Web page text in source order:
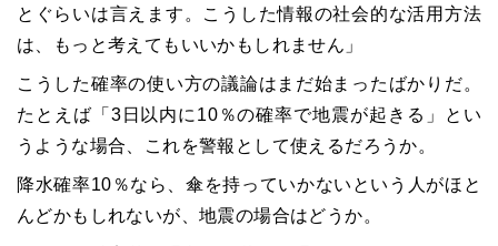
とぐらいは言えます。こうした情報の社会的な活用方法
は、もっと考えてもいいかもしれません」
こうした確率の使い方の議論はまだ始まったばかりだ。
たとえば「3日以内に10％の確率で地震が起きる」とい
うような場合、これを警報として使えるだろうか。
降水確率10％なら、傘を持っていかないという人がほと
んどかもしれないが、地震の場合はどうか。